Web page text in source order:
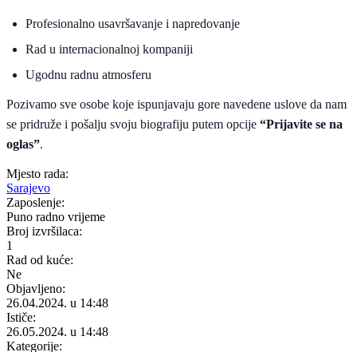
Profesionalno usavršavanje i napredovanje
Rad u internacionalnoj kompaniji
Ugodnu radnu atmosferu
Pozivamo sve osobe koje ispunjavaju gore navedene uslove da nam
se pridruže i pošalju svoju biografiju putem opcije “Prijavite se na
oglas”.
Mjesto rada:
Sarajevo
Zaposlenje:
Puno radno vrijeme
Broj izvršilaca:
1
Rad od kuće:
Ne
Objavljeno:
26.04.2024. u 14:48
Ističe:
26.05.2024. u 14:48
Kategorije: